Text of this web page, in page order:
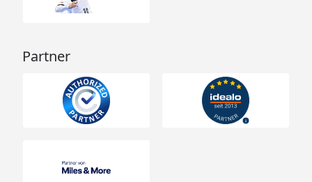
Partner